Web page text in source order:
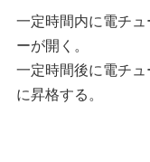
一定時間内に電チ
ーが開く。
一定時間後に電チ
に昇格する。